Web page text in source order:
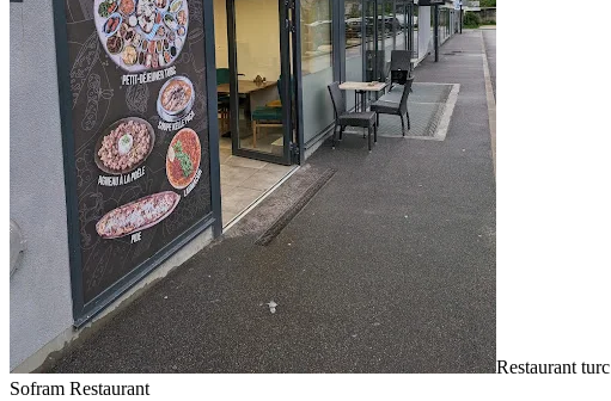
Restaurant turc
Sofram Restaurant